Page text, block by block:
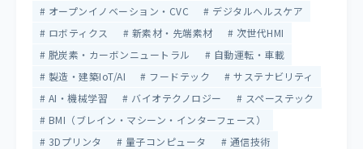
オープンイノベーション・CVC
デジタルヘルスケア
ロボティクス
新素材・先端素材
次世代HMI
脱炭素・カーボンニュートラル
自動運転・車載
製造・建築IoT/AI
フードテック
サステナビリティ
AI・機械学習
バイオテクノロジー
スペーステック
BMI（ブレイン・マシーン・インターフェース）
3Dプリンタ
量子コンピュータ 通信技術